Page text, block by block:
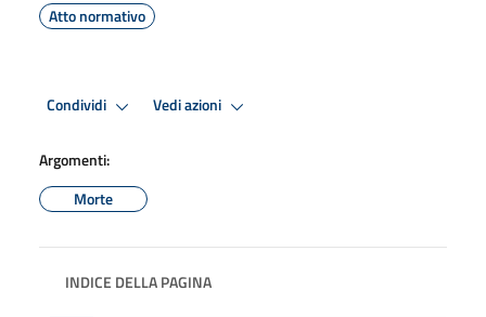
Atto normativo
Condividi Vedi azioni
Argomenti:
Morte
INDICE DELLA PAGINA